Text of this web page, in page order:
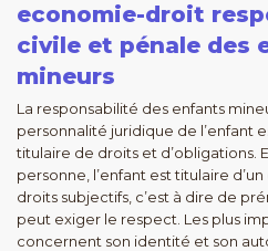
economie-droit
civile et pénale des
mineurs
La responsabilité des enfants
personnalité juridique de l’enfant
titulaire de droits et d’obligations.
personne, l’enfant est titulaire
droits subjectifs, c’est à dire de
peut exiger le respect. Les plus
concernent son identité et son